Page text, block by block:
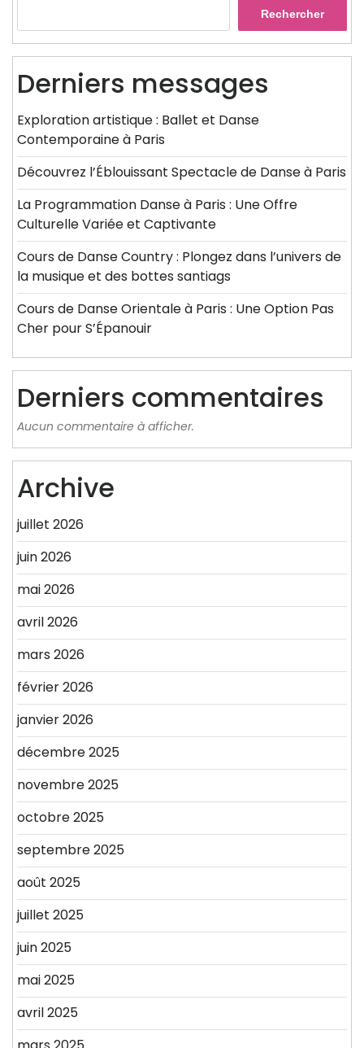
Rechercher
Derniers messages
Exploration artistique : Ballet et Danse
Contemporaine à Paris
Découvrez l’Éblouissant Spectacle de Danse à Paris
La Programmation Danse à Paris : Une Offre
Culturelle Variée et Captivante
Cours de Danse Country : Plongez dans l’univers de
la musique et des bottes santiags
Cours de Danse Orientale à Paris : Une Option Pas
Cher pour S’Épanouir
Derniers commentaires
Aucun commentaire à afficher.
Archive
juillet 2026
juin 2026
mai 2026
avril 2026
mars 2026
février 2026
janvier 2026
décembre 2025
novembre 2025
octobre 2025
septembre 2025
août 2025
juillet 2025
juin 2025
mai 2025
avril 2025